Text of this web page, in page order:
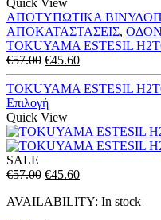
ΑΠΟΤΥΠΩΤΙΚΑ
ΑΠΟΚΑΤΑΣΤΑΣΕΙΣ,
TOKUYAMA ESTESIL
€57.00 Original
price
was:
€57.00.
€45.60Η
τρέχουσα
τιμή
TOKUYAMA ESTESIL
Επιλογή
Quick View
SALE
€57.00 Original
was:
€45.60Η
τιμή
AVAILABILITY: In stock